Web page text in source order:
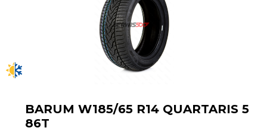
BARUM W185/65 R14 QUARTARIS 5
86T